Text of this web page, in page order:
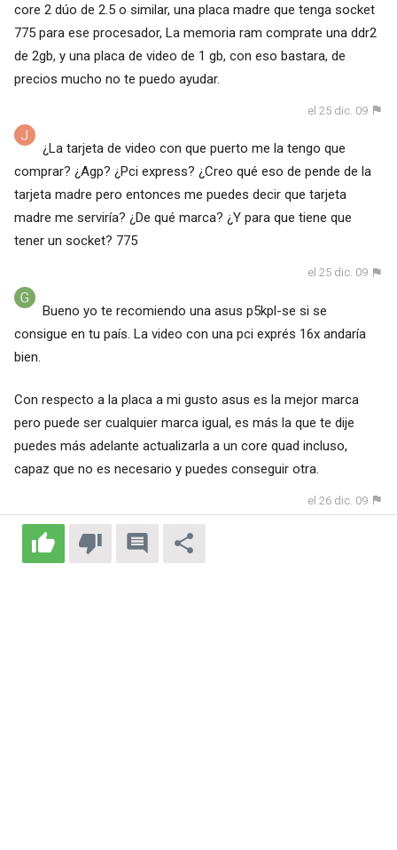
core 2 dúo de 2.5 o similar, una placa madre que tenga socket
775 para ese procesador, La memoria ram comprate una ddr2
de 2gb, y una placa de video de 1 gb, con eso bastara, de
precios mucho no te puedo ayudar.
el 25 dic. 09
¿La tarjeta de video con que puerto me la tengo que
comprar? ¿Agp? ¿Pci express? ¿Creo qué eso de pende de la
tarjeta madre pero entonces me puedes decir que tarjeta
madre me serviría? ¿De qué marca? ¿Y para que tiene que
tener un socket? 775
el 25 dic. 09
Bueno yo te recomiendo una asus p5kpl-se si se
consigue en tu país. La video con una pci exprés 16x andaría
bien.
Con respecto a la placa a mi gusto asus es la mejor marca
pero puede ser cualquier marca igual, es más la que te dije
puedes más adelante actualizarla a un core quad incluso,
capaz que no es necesario y puedes conseguir otra.
el 26 dic. 09